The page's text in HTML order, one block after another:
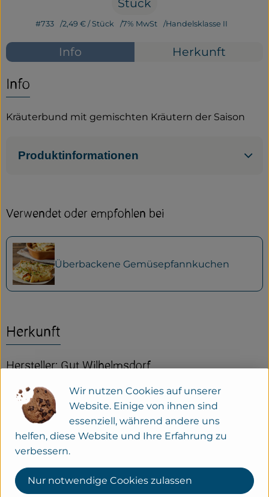
Neues vom Hof
Stück
#733 2,49 € / Stück 7% MwSt Handelsklasse II
Info Herkunft
Info
Kräuterbund mit gemischten Kräutern der Saison
Produktinformationen
Verwendet oder empfohlen bei
Überbackene Gemüsepfannkuchen
Herkunft
Hersteller: Gut Wilhelmsdorf
33689 Bielefeld-Eckardtsheim Deutschland
zur Webseite
Wir nutzen Cookies auf unserer
Website. Einige von ihnen sind
essenziell, während andere uns
helfen, diese Website und Ihre Erfahrung zu
verbessern.
Nur notwendige Cookies zulassen